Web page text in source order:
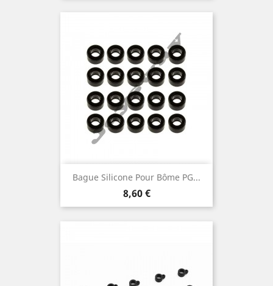
Bague Silicone Pour Bôme PG...
Prix
8,60 €